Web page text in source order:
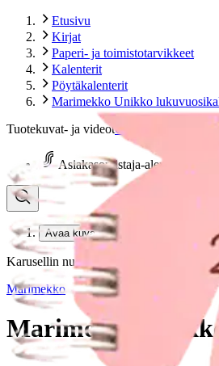
Etusivu
Kirjat
Paperi- ja toimistotarvikkeet
Kalenterit
Pöytäkalenterit
Marimekko Unikko
Tuotekuvat- ja videotOhita tuotekuva
Asiakasomistaja-alennus
Avaa kuva suurempana
Karusellin nuolipainikkeet
Marimekko
Marimekko